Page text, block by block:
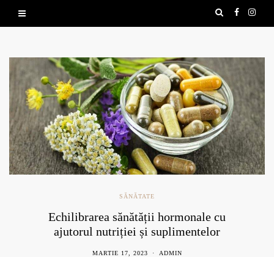
SĂNĂTATE
Echilibrarea sănătății hormonale cu
ajutorul nutriției și suplimentelor
MARTIE 17, 2023 ADMIN